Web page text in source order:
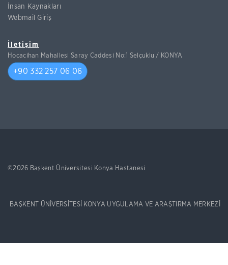
İnsan Kaynakları
Webmail Giriş
İletişim
Hocacihan Mahallesi Saray Caddesi No:1 Selçuklu / KONYA
+90 332 257 06 06
©2026 Başkent Üniversitesi Konya Hastanesi
BAŞKENT ÜNİVERSİTESİ KONYA UYGULAMA VE ARAŞTIRMA MERKEZİ